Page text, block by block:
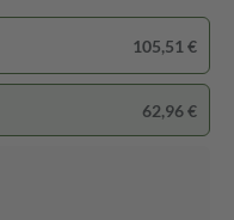
105,51 €
62,96 €